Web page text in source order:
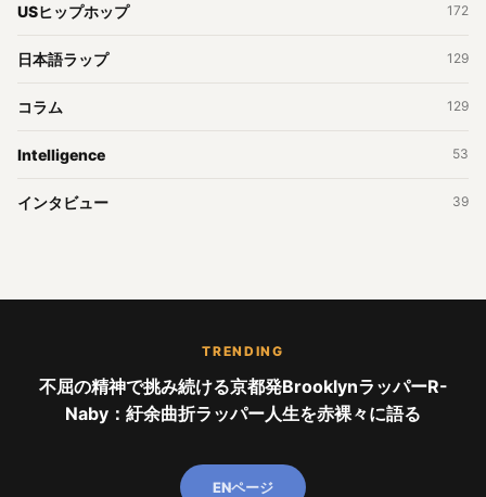
USヒップホップ 172
日本語ラップ 129
コラム 129
Intelligence 53
インタビュー 39
TRENDING
不屈の精神で挑み続ける京都発BrooklynラッパーR-
Naby：紆余曲折ラッパー人生を赤裸々に語る
ENページ